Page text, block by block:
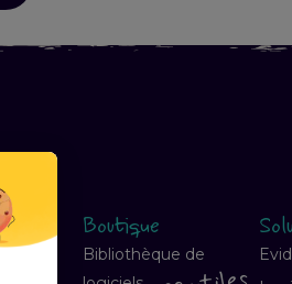
Boutique
Bibliothèque de